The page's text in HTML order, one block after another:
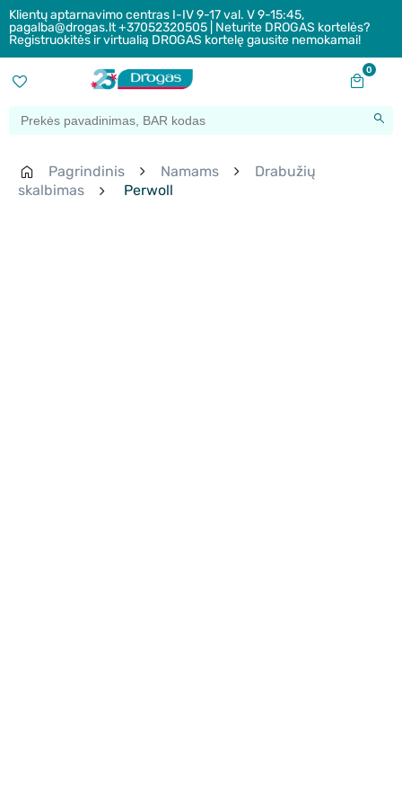
Klientų aptarnavimo centras I-IV 9-17 val. V 9-15:45,
pagalba@drogas.lt +37052320505 | Neturite DROGAS kortelės?
Registruokitės ir virtualią DROGAS kortelę gausite nemokamai!
0
Pagrindinis Namams
Drabužių
skalbimas
Perwoll